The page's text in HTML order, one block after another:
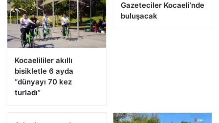
Kocaelililer akıllı
bisikletle 6 ayda
“dünyayı 70 kez
turladı”
Gazeteciler Kocaeli’nde
buluşacak